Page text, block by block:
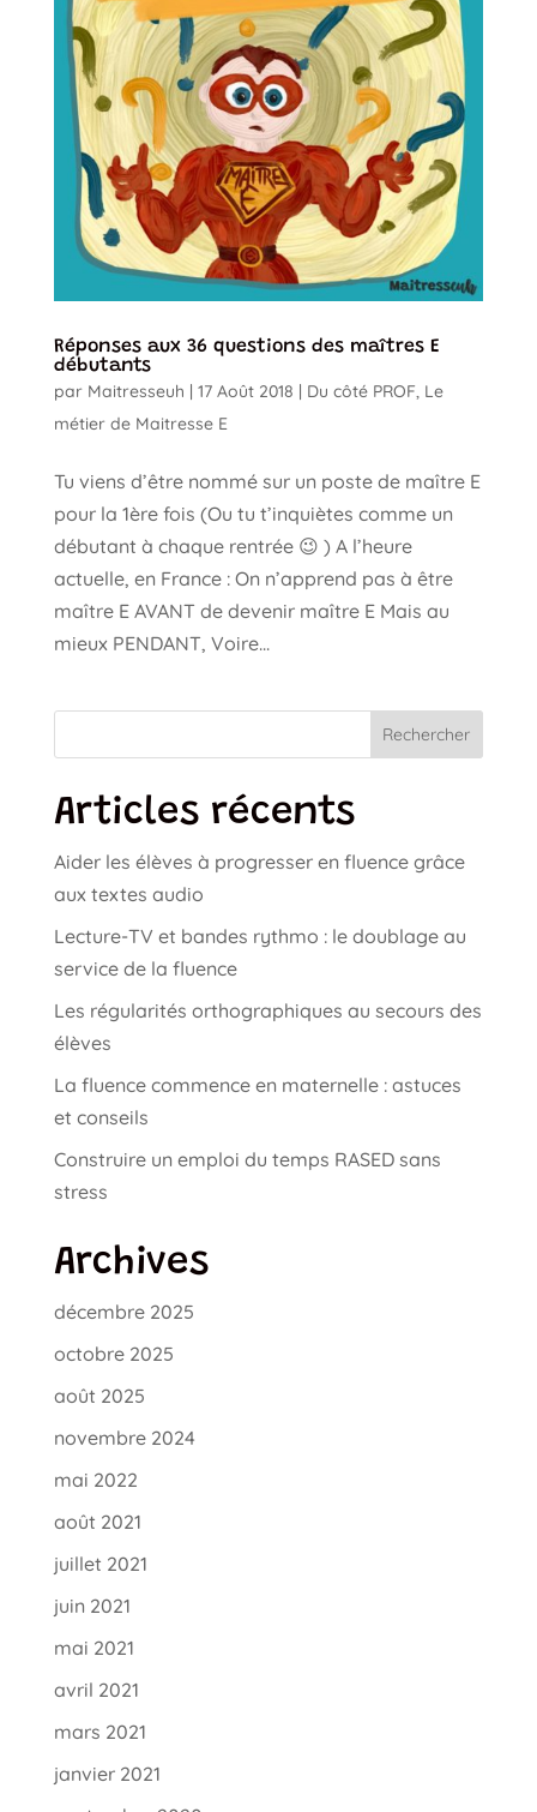
Réponses aux 36 questions des maîtres E
débutants
par Maitresseuh | 17 Août 2018 | Du côté PROF, Le
métier de Maitresse E
Tu viens d’être nommé sur un poste de maître E
pour la 1ère fois (Ou tu t’inquiètes comme un
débutant à chaque rentrée 😉 ) A l’heure
actuelle, en France : On n’apprend pas à être
maître E AVANT de devenir maître E Mais au
mieux PENDANT, Voire...
Rechercher
Articles récents
Aider les élèves à progresser en fluence grâce
aux textes audio
Lecture-TV et bandes rythmo : le doublage au
service de la fluence
Les régularités orthographiques au secours des
élèves
La fluence commence en maternelle : astuces
et conseils
Construire un emploi du temps RASED sans
stress
Archives
décembre 2025
octobre 2025
août 2025
novembre 2024
mai 2022
août 2021
juillet 2021
juin 2021
mai 2021
avril 2021
mars 2021
janvier 2021